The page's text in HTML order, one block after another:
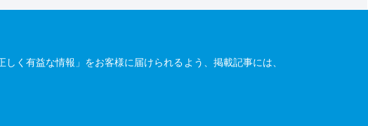
く有益な情報」をお客様に届けられるよう、掲載記事には、